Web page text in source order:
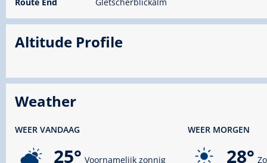
Altitude Profile
Weather
WEER VANDAAG
25° Voornamelijk zonnig
WEER MORGEN
28°